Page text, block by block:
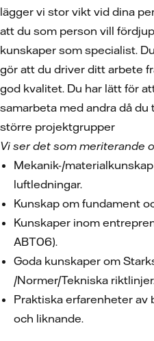
lägger vi stor vikt vid dina
att du som person vill
kunskaper som specialist.
gör att du driver ditt arbete
god kvalitet. Du har lätt för
samarbeta med andra då
större projektgrupper
Vi ser det som meriterande
Mekanik-/
luftledningar.
Kunskap om fundament
Kunskaper inom
ABT06).
Goda kunskaper om
/Normer/Tekniska
Praktiska erfarenheter av
och liknande.